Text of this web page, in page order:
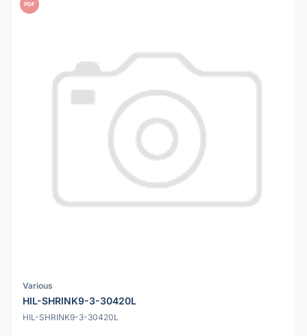
PDF
Various
HIL-SHRINK9-3-30420L
HIL-SHRINK9-3-30420L